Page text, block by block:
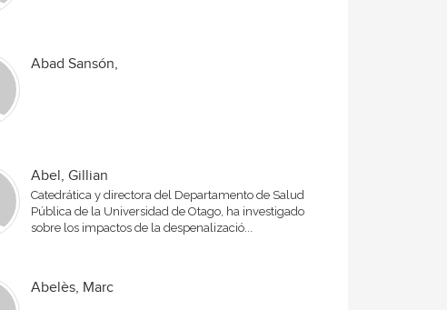
Abad Sansón,
Abel, Gillian
Catedrática y directora del Departamento de Salud
Pública de la Universidad de Otago, ha investigado
sobre los impactos de la despenalizació...
Abelès, Marc